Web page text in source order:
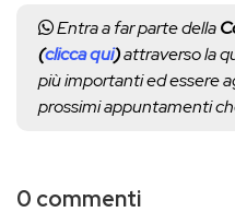
Entra a far parte della
(clicca qui)attraverso la
più importanti ed essere
prossimi appuntamenti
0 commenti